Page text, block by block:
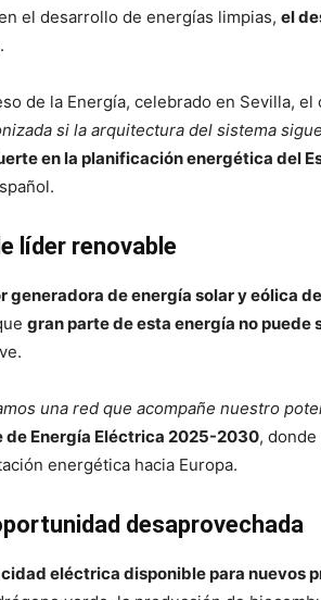
el desarrollo de energías limpias, el
de la Energía, celebrado en Sevilla,
si la arquitectura del sistema
en la planificación energética del
líder renovable
generadora de energía solar y eólica
gran parte de esta energía no
una red que acompañe nuestro
de Energía Eléctrica 2025-2030,
energética hacia Europa.
desaprovechada
eléctrica disponible para nuevos